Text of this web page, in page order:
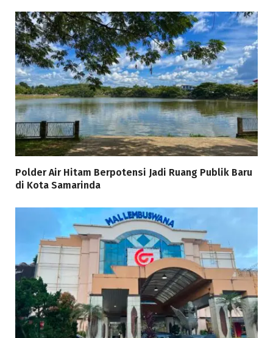
Polder Air Hitam Berpotensi Jadi Ruang Publik Baru
di Kota Samarinda